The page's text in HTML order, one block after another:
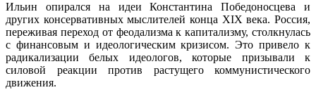
Ильин опирался на идеи Константина Победоносцева и
других консервативных мыслителей конца XIX века. Россия,
переживая переход от феодализма к капитализму, столкнулась
с финансовым и идеологическим кризисом. Это привело к
радикализации белых идеологов, которые призывали к
силовой реакции против растущего коммунистического
движения.